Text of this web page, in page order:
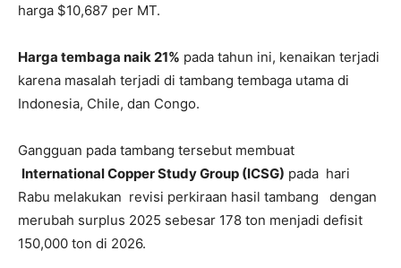
harga $10,687 per MT.
Harga tembaga naik 21% pada tahun ini, kenaikan terjadi
karena masalah terjadi di tambang tembaga utama di
Indonesia, Chile, dan Congo.
Gangguan pada tambang tersebut membuat
International Copper Study Group (ICSG) pada hari
Rabu melakukan revisi perkiraan hasil tambang dengan
merubah surplus 2025 sebesar 178 ton menjadi defisit
150,000 ton di 2026.